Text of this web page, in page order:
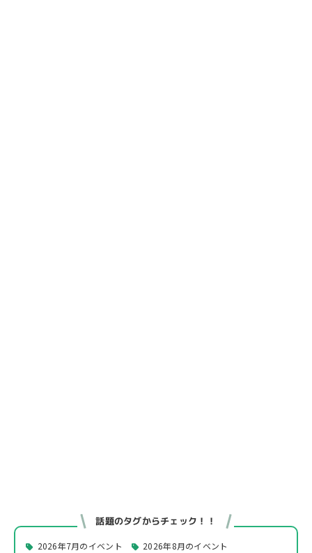
話題のタグからチェック！！
2026年7月のイベント
2026年8月のイベント